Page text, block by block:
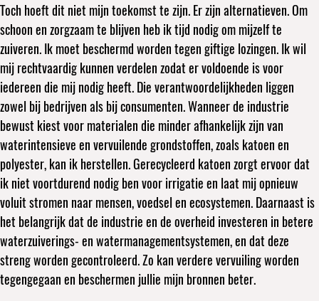
Toch hoeft dit niet mijn toekomst te zijn. Er zijn alternatieven. Om
schoon en zorgzaam te blijven heb ik tijd nodig om mijzelf te
zuiveren. Ik moet beschermd worden tegen giftige lozingen. Ik wil
mij rechtvaardig kunnen verdelen zodat er voldoende is voor
iedereen die mij nodig heeft. Die verantwoordelijkheden liggen
zowel bij bedrijven als bij consumenten. Wanneer de industrie
bewust kiest voor materialen die minder afhankelijk zijn van
waterintensieve en vervuilende grondstoffen, zoals katoen en
polyester, kan ik herstellen. Gerecycleerd katoen zorgt ervoor dat
ik niet voortdurend nodig ben voor irrigatie en laat mij opnieuw
voluit stromen naar mensen, voedsel en ecosystemen. Daarnaast is
het belangrijk dat de industrie en de overheid investeren in betere
waterzuiverings- en watermanagementsystemen, en dat deze
streng worden gecontroleerd. Zo kan verdere vervuiling worden
tegengegaan en beschermen jullie mijn bronnen beter.